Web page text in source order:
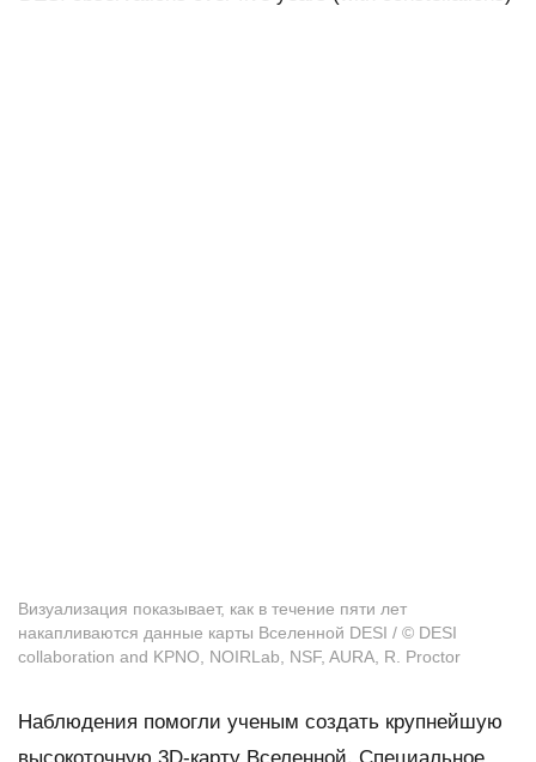
Визуализация показывает, как в течение пяти лет
накапливаются данные карты Вселенной DESI / © DESI
collaboration and KPNO, NOIRLab, NSF, AURA, R. Proctor
Наблюдения помогли ученым создать крупнейшую